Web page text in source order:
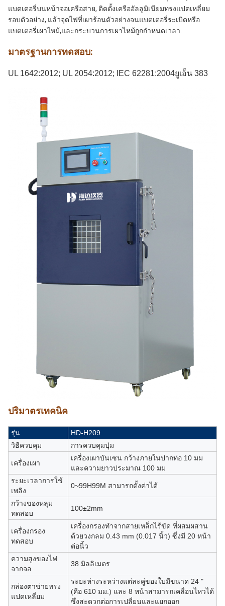
แบตเตอรี่บนหน้าจอเครือสาย, ติดตั้งเครืออัลลูมิเนียมทรงแปดเหลี่ยม
รอบตัวอย่าง, แล้วจุดไฟที่เผาร้อนตัวอย่างจนแบตเตอรี่ระเบิดหรือ
แบตเตอรี่เผาไหม้,และกระบวนการเผาไหม้ถูกกําหนดเวลา.
มาตรฐานการทดสอบ:
UL 1642:2012; UL 2054:2012; IEC 62281:2004ยูเอ็น 383
ปริมาตรเทคนิค
รุ่น
HD-H209
วิธีควบคุม
การควบคุมปุ่ม
เครื่องเผา
เครื่องเผาบันเซน กว้างภายในปากท่อ 10 มม
และความยาวประมาณ 100 มม
ระยะเวลาการใช้
เพลิง
0~99H99M สามารถตั้งค่าได้
กว้างของหลุม
ทดสอบ
100±2mm
เครื่องกรอง
ทดสอบ
เครื่องกรองทําจากสายเหล็กไร้ขัด ที่ผสมผสาน
ด้วยวงกลม 0.43 mm (0.017 นิ้ว) ซึ่งมี 20 หน้า
ต่อนิ้ว
ความสูงของไฟ
จากจอ
38 มิลลิเมตร
กล่องตาข่ายทรง
แปดเหลี่ยม
ระยะห่างระหว่างแต่ละคู่ของใบมีขนาด 24 "
(คือ 610 มม.) และ 8 หน้าสามารถเคลื่อนไหวได้
ซึ่งสะดวกต่อการเปลี่ยนและแยกออก